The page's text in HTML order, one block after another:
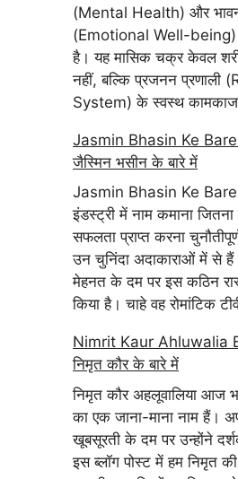
(Mental Health) और
(Emotional Well-being)
है। यह मासिक चक्र केवल
नहीं, बल्कि प्रजनन प्रणाली
System) के स्वस्थ
Jasmin Bhasin Ke
जैस्मिन भसीन के बारे में
Jasmin Bhasin Ke Bare
इंडस्ट्री में नाम कमाना
सफलता प्राप्त करना
उन चुनिंदा अदाकाराओं में से
मेहनत के दम पर इस कठिन
किया है। चाहे वह रोमांटिक
Nimrit Kaur Ahluwalia
निमृत कौर के बारे में
निमृत कौर अहलूवालिया आज
का एक जाना-माना नाम हैं।
खूबसूरती के दम पर उन्होंने
इस ब्लॉग पोस्ट में हम निमृत